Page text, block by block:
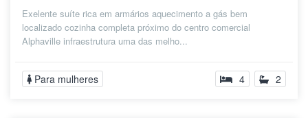
Exelente suíte rica em armários aquecimento a gás bem
localizado cozinha completa próximo do centro comercial
Alphaville infraestrutura uma das melho...
Para mulheres 4 2